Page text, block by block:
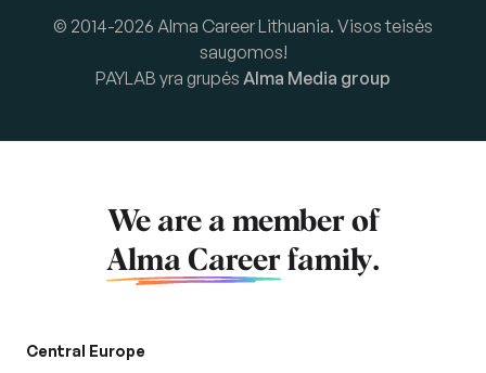
© 2014-2026 Alma Career Lithuania. Visos teisės
saugomos!
PAYLAB yra grupės Alma Media group
We are a member of
Alma Career family.
Central Europe